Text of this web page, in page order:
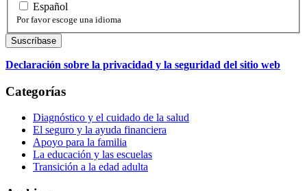
Español
Por favor escoge una idioma
Declaración sobre la privacidad y la seguridad del sitio web
Categorías
Diagnóstico y el cuidado de la salud
El seguro y la ayuda financiera
Apoyo para la familia
La educación y las escuelas
Transición a la edad adulta